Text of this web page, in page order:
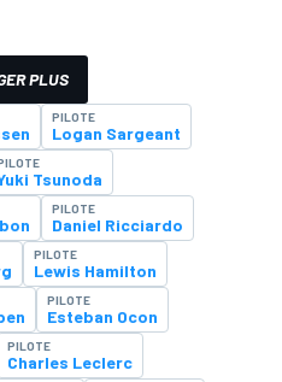
PLUS
PILOTE
Logan Sargeant
Tsunoda
PILOTE
Daniel Ricciardo
PILOTE
Lewis Hamilton
PILOTE
Esteban Ocon
PILOTE
Charles Leclerc